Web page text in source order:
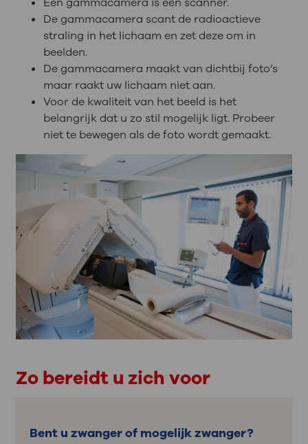
De gammacamera scant de radioactieve
straling in het lichaam en zet deze om in
beelden.
De gammacamera maakt van dichtbij foto’s
maar raakt uw lichaam niet aan.
Voor de kwaliteit van het beeld is het
belangrijk dat u zo stil mogelijk ligt. Probeer
niet te bewegen als de foto wordt gemaakt.
Zo bereidt u zich voor
Bent u zwanger of mogelijk zwanger?